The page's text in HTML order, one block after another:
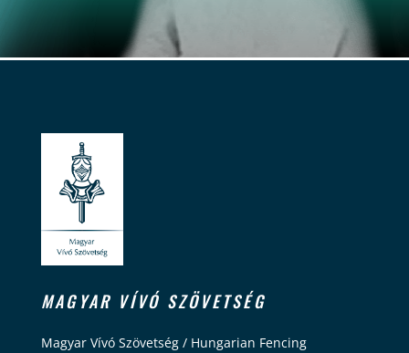
MAGYAR VÍVÓ SZÖVETSÉG
Magyar Vívó Szövetség / Hungarian Fencing